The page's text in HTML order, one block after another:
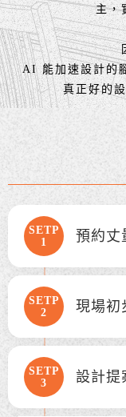
主，
AI 能加速設計的
真正好的
SETP
1
預約丈
SETP
2
現場初
SETP
3
設計提